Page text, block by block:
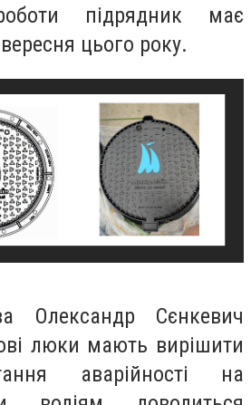
підрядник має
цього року.
Олександр Сєнкевич
люки мають вирішити
аварійності на